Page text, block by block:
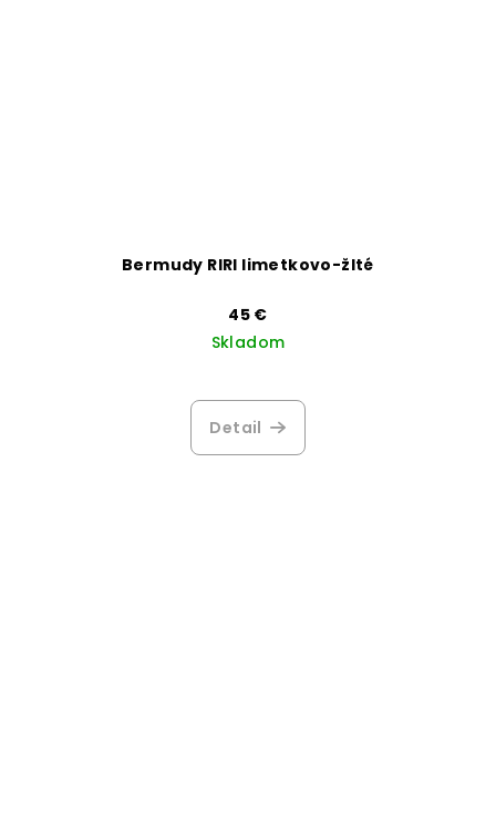
Bermudy RIRI limetkovo-žlté
45 €
Skladom
Detail